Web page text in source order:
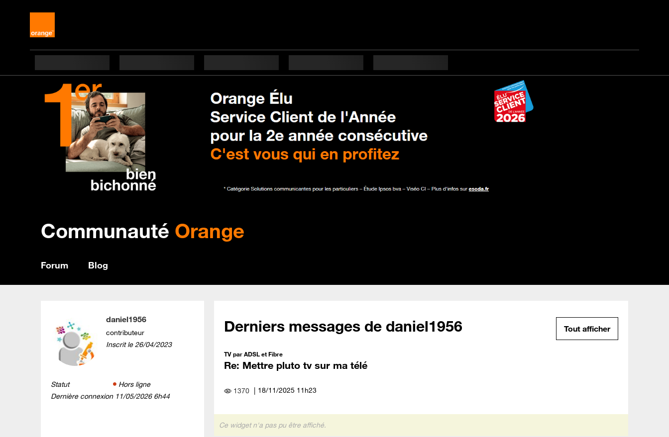
Communauté Orange
Forum Blog
daniel1956
contributeur
Inscrit le‎26/04/2023
Statut
Hors ligne
Dernière connexion ‎11/05/2026 6h44
Derniers messages de daniel1956 Tout afficher
TV par ADSL et Fibre
Re: Mettre pluto tv sur ma télé
1370 ‎18/11/2025 11h23
Ce widget n'a pas pu être affiché.